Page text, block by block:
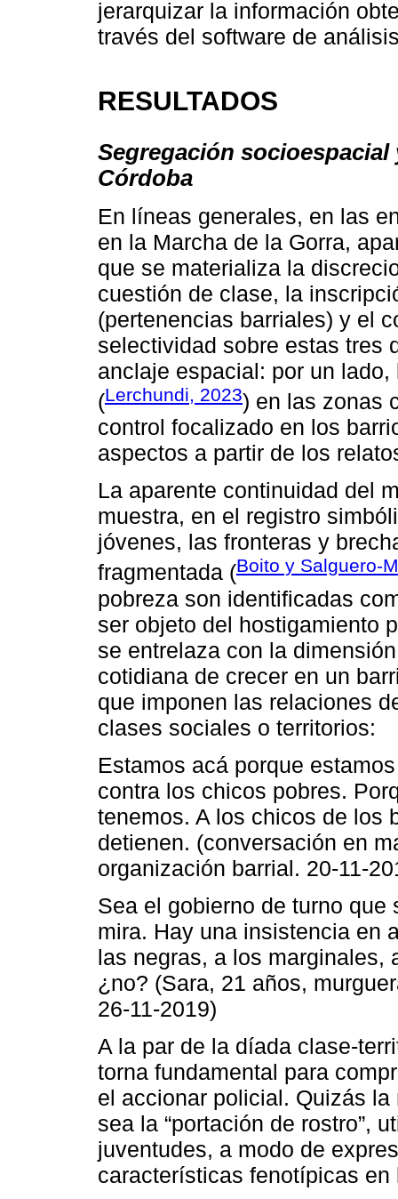
jerarquizar la información
través del software de
RESULTADOS
Segregación
Córdoba
En líneas generales, en las
en la Marcha de la Gorra,
que se materializa la
cuestión de clase, la
(pertenencias barriales) y el
selectividad sobre estas tres
anclaje espacial: por un
(Lerchundi, 2023) en las zonas
control focalizado en los
aspectos a partir de los
La aparente continuidad del
muestra, en el registro
jóvenes, las fronteras y
fragmentada (Boito y Salguero-
pobreza son identificadas
ser objeto del hostigamiento
se entrelaza con la
cotidiana de crecer en un
que imponen las relaciones
clases sociales o territorios:
Estamos acá porque
contra los chicos pobres.
tenemos. A los chicos de los
detienen. (conversación en
organización barrial. 20-11-
Sea el gobierno de turno
mira. Hay una insistencia en
las negras, a los marginales,
¿no? (Sara, 21 años,
26-11-2019)
A la par de la díada clase-
torna fundamental para
el accionar policial. Quizás
sea la “portación de rostro”,
juventudes, a modo de
características fenotípicas